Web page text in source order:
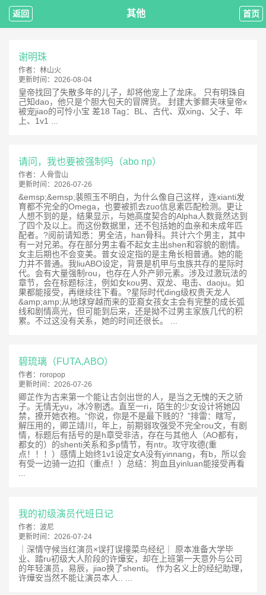
返回 其他 首页
谢明珠
作者： 林山火
更新时间： 2026-08-04
皇帝找回了失散多年的儿子，却将他宠上了龙床。 只有明珠自
己知dao，他只是个胆大包天的冒牌货。 封建大爹鳏夫味皇帝x
被宠jiao的可怜小宝 差18 Tag：BL、古代、双xing、父子、年
上、1v1 ...
请问，我也要被强制吗（abo np）
作者： 人骨雪山
更新时间： 2026-07-26
&emsp;&emsp;裴照玉不明白，为什么像自己这样，连xianti发
育都不完全的Omega，也要被抓去zuo信息素匹配检测。更让
人想不到的是，结果显示，与她高度契合的Alpha人数竟然达到
了四个及以上。而这份数据里，还不包括她的血亲和未成年匹
配者。?阅前请知悉：男全洁，han骨科。共计六个男主，其中
有一对兄弟。存在部分男主看不起女主出shen和容貌的剧情。
女主后期也不会变美。普女设定指的是主角长相普通。她的能
力并不普通。我liuABO设定，背景是机甲与虫族共存的星际时
代。会有大量强制rou，也存在人外产卵元素。涉及过激玩法的
章节，会在标题标注，例如女kou男、双龙、电击、daoju。如
果都能接受，再继续往下看。?星际时代ding级权贵天龙人
&amp;amp;从地球穿越而来的亚裔女孩女主会有完整的成长弧
线和剧情高光，但可能到后来，还是拗不过男主家族几代的积
累。不过这没有关系，她的时间还很长。 ...
碧琉璃（FUTA,ABO）
作者： roropop
更新时间： 2026-07-26
卿芷作为古来第一个能让古剑出世的人，是当之无愧的天之骄
子。无情无yu，冰冷剔透。直至一ri，陌生的少女设计将她囚
禁，撩开她衣袍。“你说，你是不是最下贱的？”排雷：瞎写，
解压用的，卿芷靖川，年上，前期弱攻强受不完全rou文，有剧
情，标题后有括号的是h章受非洁，存在与其他人（AO都有，
都女的）的shenti关系和多p情节，有ntr。攻守攻德(重
点！！！）感情上始终1v1设定女A没有yinnang，有b，所以会
有受一边骑一边扣（重点！）总结：狗血且yinluan能接受再看
我的初级演员代班日记
作者： 波尼
更新时间： 2026-07-24
｜深情守候当红演员×误打误撞菜鸟经纪｜ 原本准备大学毕
业、踏ru初级大人阶段的许燁安，却在上班第一天意外与公司
的年轻演员，易辰，jiao换了shenti。 作为名义上的经纪助理，
许燁安当然不能让演员本人.. ...